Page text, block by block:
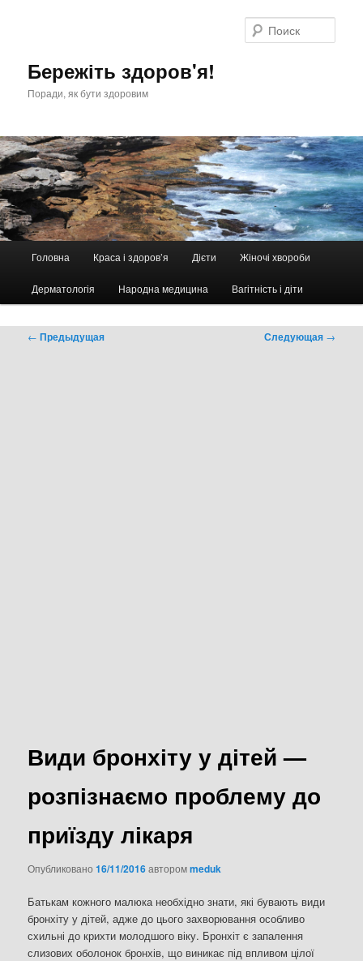
Бережіть здоров'я!
Поради, як бути здоровим
Головна Краса і здоров’я Дієти Жіночі хвороби
Дерматологія Народна медицина Вагітність і діти
Навигация
← Предыдущая Следующая →
Види бронхіту у дітей —
розпізнаємо проблему до
приїзду лікаря
Опубликовано16/11/2016авторомmeduk
Батькам кожного малюка необхідно знати, які бувають види
бронхіту у дітей, адже до цього захворювання особливо
схильні до крихти молодшого віку. Бронхіт є запалення
слизових оболонок бронхів, що виникає під впливом цілої